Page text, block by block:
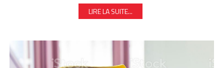
LIRE LA SUITE...